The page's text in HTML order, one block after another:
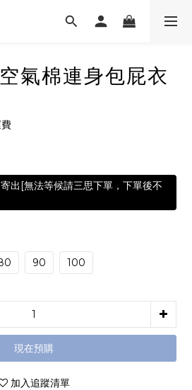
氣棉連身包屁衣
出[無法等候請三思下單，下單後不
90 100
現在預購
加入追蹤清單